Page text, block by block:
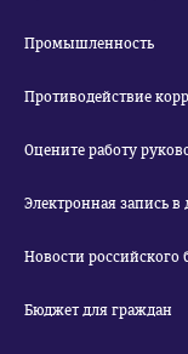
Промышленность
Противодействие
Оцените работу
Электронная запись в
Новости российского
Бюджет для граждан